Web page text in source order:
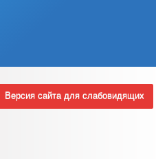
Версия сайта для слабовидящих